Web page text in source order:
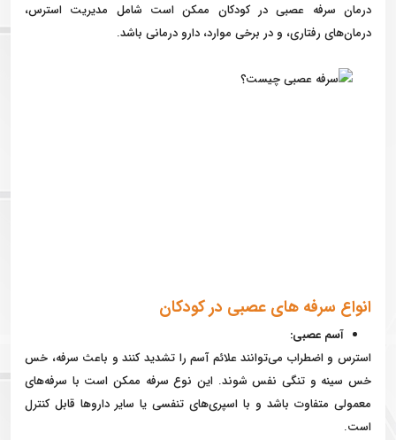
درمان سرفه عصبی در کودکان ممکن است شامل مدیریت استرس،
درمان‌های رفتاری، و در برخی موارد، دارو درمانی باشد.
انواع سرفه های عصبی در کودکان
آسم عصبی:
استرس و اضطراب می‌توانند علائم آسم را تشدید کنند و باعث سرفه، خس
خس سینه و تنگی نفس شوند. این نوع سرفه ممکن است با سرفه‌های
معمولی متفاوت باشد و با اسپری‌های تنفسی یا سایر داروها قابل کنترل
است.